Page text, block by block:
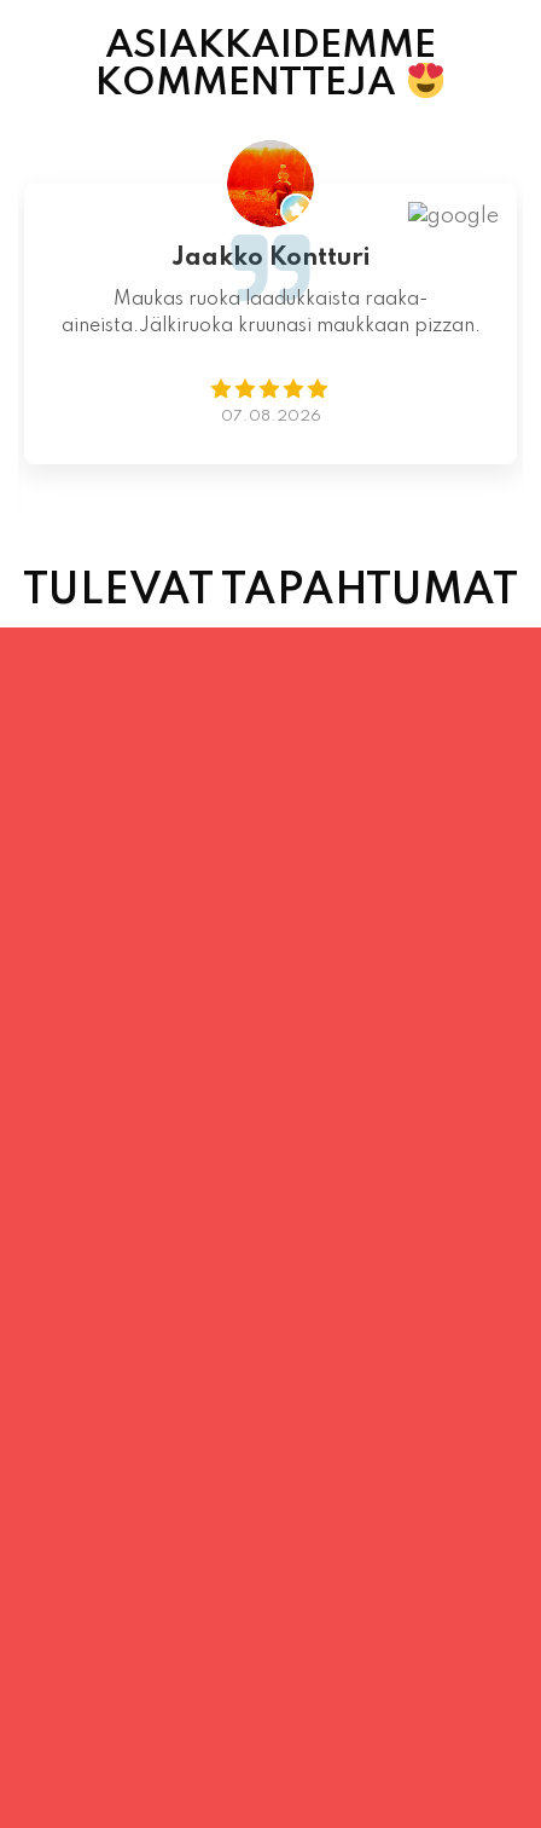
ASIAKKAIDEMME
KOMMENTTEJA
Jaakko Kontturi
Maukas ruoka laadukkaista raaka-
aineista.Jälkiruoka kruunasi maukkaan pizzan.
07.08.2026
TULEVAT TAPAHTUMAT